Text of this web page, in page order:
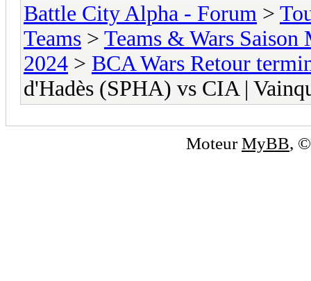
Battle City Alpha - Forum >
Teams > Teams & Wars Saison
2024 > BCA Wars Retour
d'Hadès (SPHA) vs CIA |
MoteurMyBB,